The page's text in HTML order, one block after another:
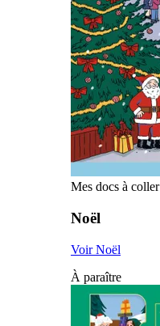
Mes docs à coller
Noël
Voir Noël
À paraître